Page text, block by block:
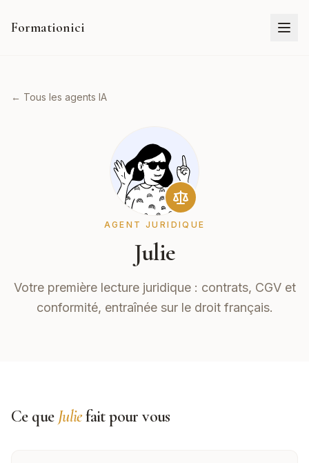
Formationici
← Tous les agents IA
AGENT JURIDIQUE
Julie
Votre première lecture juridique : contrats, CGV et
conformité, entraînée sur le droit français.
Ce que Juliefait pour vous